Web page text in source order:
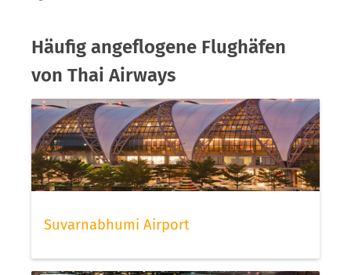
Häufig angeflogene Flughäfen
von Thai Airways
Suvarnabhumi Airport